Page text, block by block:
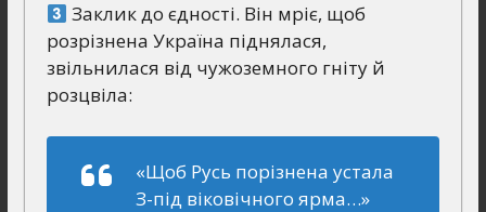
Заклик до єдності. Він мріє, щоб
розрізнена Україна піднялася,
звільнилася від чужоземного гніту й
розцвіла:
«Щоб Русь порізнена устала
З-під віковічного ярма…»